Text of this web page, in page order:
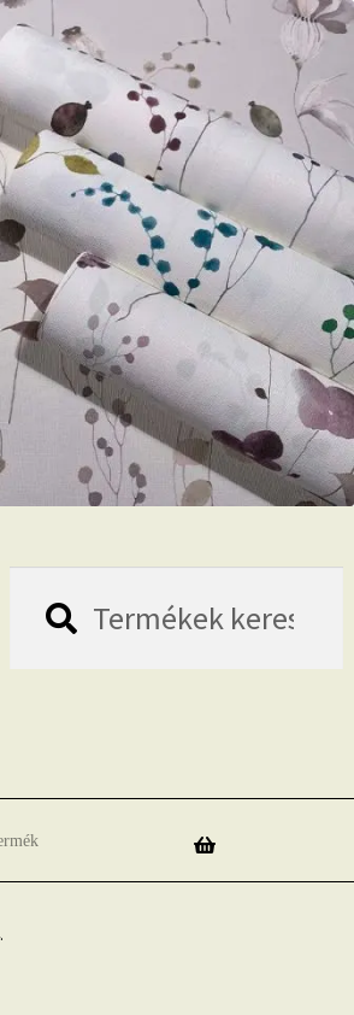
Keresés
következőre: